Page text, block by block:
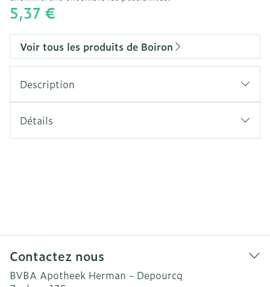
5,37 €
Voir tous les produits de Boiron
Description
Détails
Contactez nous
BVBA Apotheek Herman - Depourcq